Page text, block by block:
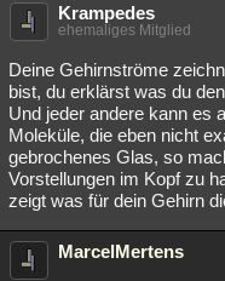
Krampedes
ehemaliges Mitglied
Deine Gehirnströme
bist, du erklärst was du
Und jeder andere kann es
Moleküle, die eben nicht
gebrochenes Glas, so
Vorstellungen im Kopf zu
zeigt was für dein Gehirn
MarcelMertens